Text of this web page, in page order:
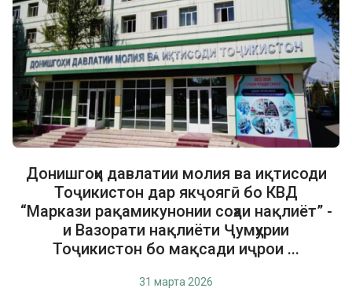
Донишгоҳи давлатии молия ва иқтисоди
Тоҷикистон дар якҷоягӣ бо КВД
“Маркази рақамикунонии соҳаи нақлиёт” -
и Вазорати нақлиёти Ҷумҳурии
Тоҷикистон бо мақсади иҷрои ...
31 марта 2026